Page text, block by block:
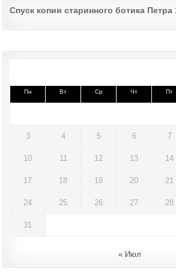
Post
navigation
Спуск копии старинного ботика Петра
Пн Вт Ср Чт Пт
3 4 5 6 7
10 11 12 13 14
17 18 19 20 21
24 25 26 27 28
31
« Июл